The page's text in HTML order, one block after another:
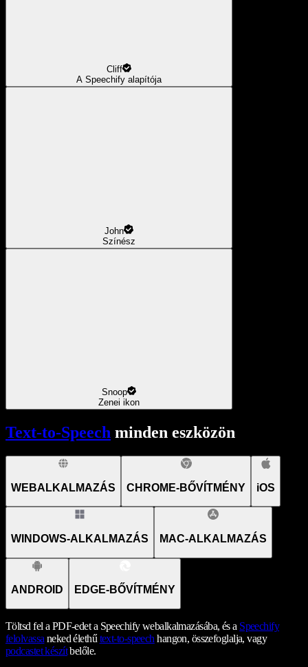
Cliff
A Speechify alapítója
John
Színész
Snoop
Zenei ikon
Text-to-Speech minden eszközön
WEBALKALMAZÁS CHROME-BŐVÍTMÉNY iOS
WINDOWS-ALKALMAZÁS MAC-ALKALMAZÁS
ANDROID EDGE-BŐVÍTMÉNY
Töltsd fel a PDF-edet a Speechify webalkalmazásába, és a Speechify
felolvassa neked élethűtext-to-speech hangon, összefoglalja, vagy
podcastet készítbelőle.